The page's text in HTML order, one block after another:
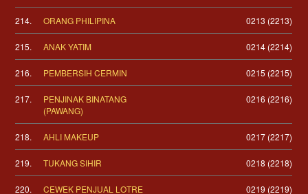
214. ORANG PHILIPINA 0213 (2213)
215. ANAK YATIM 0214 (2214)
216. PEMBERSIH CERMIN 0215 (2215)
217.
PENJINAK BINATANG
(PAWANG)
0216 (2216)
218. AHLI MAKEUP 0217 (2217)
219. TUKANG SIHIR 0218 (2218)
220. CEWEK PENJUAL LOTRE 0219 (2219)